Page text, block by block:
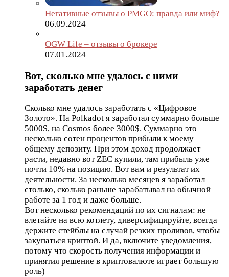
Негативные отзывы о PMGO: правда или миф?
06.09.2024
OGW Life – отзывы о брокере
07.01.2024
Вот, сколько мне удалось с ними
заработать денег
Сколько мне удалось заработать с «Цифровое
Золото». На Polkadot я заработал суммарно больше
5000$, на Cosmos более 3000$. Суммарно это
несколько сотен процентов прибыли к моему
общему депозиту. При этом доход продолжает
расти, недавно вот ZEC купили, там прибыль уже
почти 10% на позицию. Вот вам и результат их
деятельности. За несколько месяцев я заработал
столько, сколько раньше зарабатывал на обычной
работе за 1 год и даже больше.
Вот несколько рекомендаций по их сигналам: не
влетайте на всю котлету, диверсифицируйте, всегда
держите стейблы на случай резких проливов, чтобы
закупаться криптой. И да, включите уведомления,
потому что скорость получения информации и
принятия решение в криптовалюте играет большую
роль)